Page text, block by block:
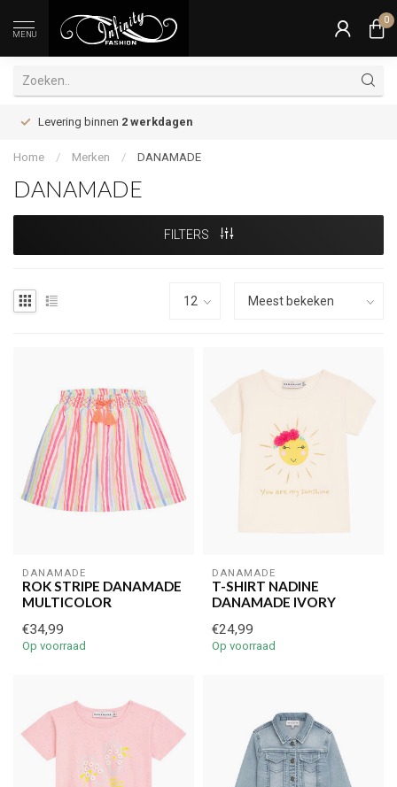
MENU
0
Levering binnen 2 werkdagen
Home / Merken / DANAMADE
DANAMADE
FILTERS
DANAMADE
ROK STRIPE DANAMADE
MULTICOLOR
€34,99
Op voorraad
DANAMADE
T-SHIRT NADINE
DANAMADE IVORY
€24,99
Op voorraad